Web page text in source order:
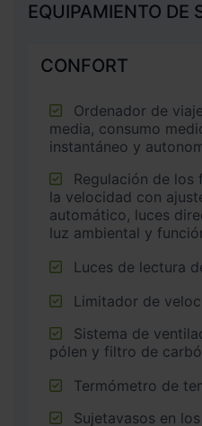
EQUIPAMIENTO DE
CONFORT
media, consumo
instantáneo y
la velocidad con
automático, luces
luz ambiental y
Luces de lectura
Limitador de
pólen y filtro de
Termómetro de